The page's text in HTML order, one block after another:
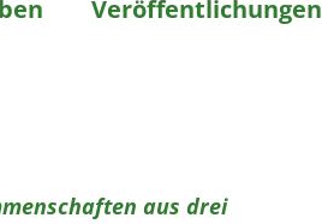
Veröffentlichungen
aus drei